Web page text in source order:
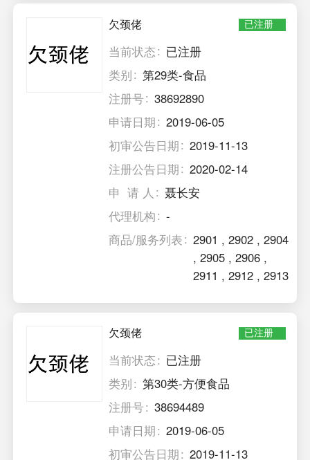
欠颈佬 已注册
当前状态
已注册
类别
第29类-食品
注册号
38692890
申请日期
2019-06-05
初审公告日期
2019-11-13
注册公告日期
2020-02-14
申 请 人
聂长安
代理机构
-
商品/服务列表
2901 ,2902 ,2904
,2905 ,2906 ,
2911 ,2912 ,2913
欠颈佬 已注册
当前状态
已注册
类别
第30类-方便食品
注册号
38694489
申请日期
2019-06-05
初审公告日期
2019-11-13